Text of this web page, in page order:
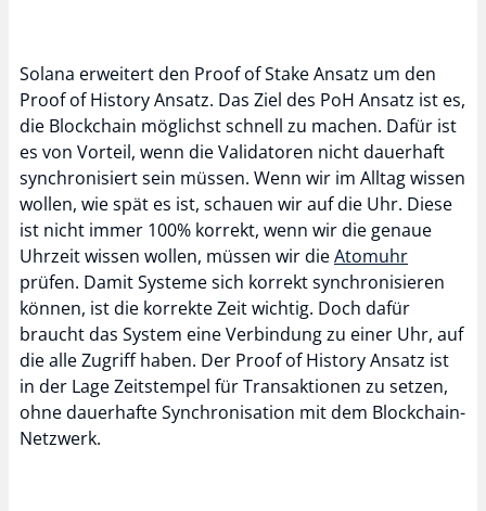
Solana erweitert den Proof of Stake Ansatz um den
Proof of History Ansatz. Das Ziel des PoH Ansatz ist es,
die Blockchain möglichst schnell zu machen. Dafür ist
es von Vorteil, wenn die Validatoren nicht dauerhaft
synchronisiert sein müssen. Wenn wir im Alltag wissen
wollen, wie spät es ist, schauen wir auf die Uhr. Diese
ist nicht immer 100% korrekt, wenn wir die genaue
Uhrzeit wissen wollen, müssen wir dieAtomuhr
prüfen. Damit Systeme sich korrekt synchronisieren
können, ist die korrekte Zeit wichtig. Doch dafür
braucht das System eine Verbindung zu einer Uhr, auf
die alle Zugriff haben. Der Proof of History Ansatz ist
in der Lage Zeitstempel für Transaktionen zu setzen,
ohne dauerhafte Synchronisation mit dem Blockchain-
Netzwerk.